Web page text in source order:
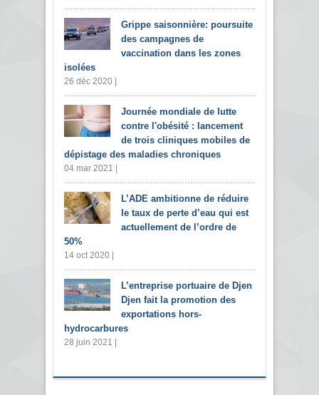
Grippe saisonnière: poursuite
des campagnes de
vaccination dans les zones
isolées
26 déc 2020 |
Journée mondiale de lutte
contre l'obésité : lancement
de trois cliniques mobiles de
dépistage des maladies chroniques
04 mar 2021 |
L’ADE ambitionne de réduire
le taux de perte d’eau qui est
actuellement de l’ordre de
50%
14 oct 2020 |
L’entreprise portuaire de Djen
Djen fait la promotion des
exportations hors-
hydrocarbures
28 juin 2021 |